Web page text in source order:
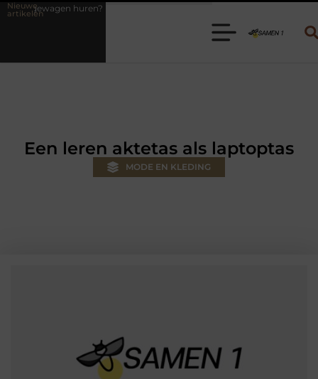
Nieuwe
artikelen
Kies de juiste aanhanger voor jouw klus
Een leren aktetas als laptoptas
MODE EN KLEDING